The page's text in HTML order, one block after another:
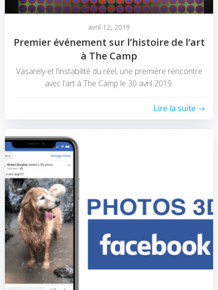
avril 12, 2019
Premier événement sur l’histoire de l’art
à The Camp
Vasarely et l’instabilité du réel, une première rencontre
avec l’art à The Camp le 30 avril 2019.
Lire la suite